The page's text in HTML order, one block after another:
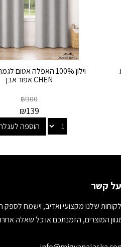
וילון 100% האפלה אטום
CHEN אפור אבן
₪300
₪139
הוספה
קשר
שלנו מקצועי ואדיב, וישמח לספק
המוצרים, הזמנתכם או כל שאלה